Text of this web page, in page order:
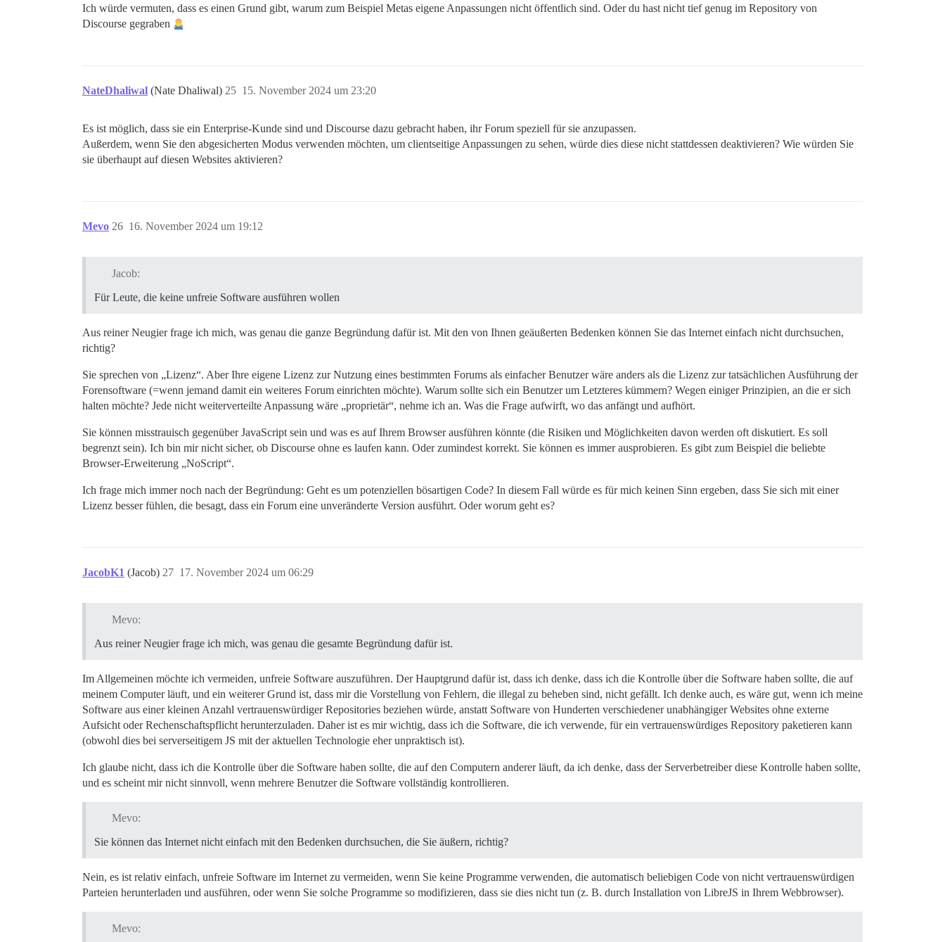
Ich würde vermuten, dass es einen Grund gibt, warum zum Beispiel Metas eigene Anpassungen nicht öffentlich sind. Oder du hast nicht tief genug im Repository von
Discourse gegraben
NateDhaliwal (Nate Dhaliwal) 15. November 2024 um 23:20
25
Es ist möglich, dass sie ein Enterprise-Kunde sind und Discourse dazu gebracht haben, ihr Forum speziell für sie anzupassen.
Außerdem, wenn Sie den abgesicherten Modus verwenden möchten, um clientseitige Anpassungen zu sehen, würde dies diese nicht stattdessen deaktivieren? Wie würden Sie
sie überhaupt auf diesen Websites aktivieren?
Mevo 16. November 2024 um 19:12
26
Jacob:
Für Leute, die keine unfreie Software ausführen wollen
Aus reiner Neugier frage ich mich, was genau die ganze Begründung dafür ist. Mit den von Ihnen geäußerten Bedenken können Sie das Internet einfach nicht durchsuchen,
richtig?
Sie sprechen von „Lizenz“. Aber Ihre eigene Lizenz zur Nutzung eines bestimmten Forums als einfacher Benutzer wäre anders als die Lizenz zur tatsächlichen Ausführung der
Forensoftware (=wenn jemand damit ein weiteres Forum einrichten möchte). Warum sollte sich ein Benutzer um Letzteres kümmern? Wegen einiger Prinzipien, an die er sich
halten möchte? Jede nicht weiterverteilte Anpassung wäre „proprietär“, nehme ich an. Was die Frage aufwirft, wo das anfängt und aufhört.
Sie können misstrauisch gegenüber JavaScript sein und was es auf Ihrem Browser ausführen könnte (die Risiken und Möglichkeiten davon werden oft diskutiert. Es soll
begrenzt sein). Ich bin mir nicht sicher, ob Discourse ohne es laufen kann. Oder zumindest korrekt. Sie können es immer ausprobieren. Es gibt zum Beispiel die beliebte
Browser-Erweiterung „NoScript“.
Ich frage mich immer noch nach der Begründung: Geht es um potenziellen bösartigen Code? In diesem Fall würde es für mich keinen Sinn ergeben, dass Sie sich mit einer
Lizenz besser fühlen, die besagt, dass ein Forum eine unveränderte Version ausführt. Oder worum geht es?
JacobK1 (Jacob) 17. November 2024 um 06:29
27
Mevo:
Aus reiner Neugier frage ich mich, was genau die gesamte Begründung dafür ist.
Im Allgemeinen möchte ich vermeiden, unfreie Software auszuführen. Der Hauptgrund dafür ist, dass ich denke, dass ich die Kontrolle über die Software haben sollte, die auf
meinem Computer läuft, und ein weiterer Grund ist, dass mir die Vorstellung von Fehlern, die illegal zu beheben sind, nicht gefällt. Ich denke auch, es wäre gut, wenn ich meine
Software aus einer kleinen Anzahl vertrauenswürdiger Repositories beziehen würde, anstatt Software von Hunderten verschiedener unabhängiger Websites ohne externe
Aufsicht oder Rechenschaftspflicht herunterzuladen. Daher ist es mir wichtig, dass ich die Software, die ich verwende, für ein vertrauenswürdiges Repository paketieren kann
(obwohl dies bei serverseitigem JS mit der aktuellen Technologie eher unpraktisch ist).
Ich glaube nicht, dass ich die Kontrolle über die Software haben sollte, die auf den Computern anderer läuft, da ich denke, dass der Serverbetreiber diese Kontrolle haben sollte,
und es scheint mir nicht sinnvoll, wenn mehrere Benutzer die Software vollständig kontrollieren.
Mevo:
Sie können das Internet nicht einfach mit den Bedenken durchsuchen, die Sie äußern, richtig?
Nein, es ist relativ einfach, unfreie Software im Internet zu vermeiden, wenn Sie keine Programme verwenden, die automatisch beliebigen Code von nicht vertrauenswürdigen
Parteien herunterladen und ausführen, oder wenn Sie solche Programme so modifizieren, dass sie dies nicht tun (z. B. durch Installation von LibreJS in Ihrem Webbrowser).
Mevo: